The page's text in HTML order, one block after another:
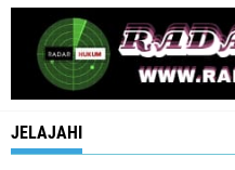
JELAJAHI